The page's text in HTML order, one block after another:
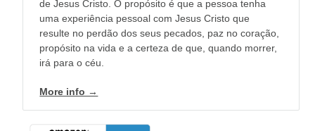
de Jesus Cristo. O propósito é que a pessoa tenha
uma experiência pessoal com Jesus Cristo que
resulte no perdão dos seus pecados, paz no coração,
propósito na vida e a certeza de que, quando morrer,
irá para o céu.
More info →